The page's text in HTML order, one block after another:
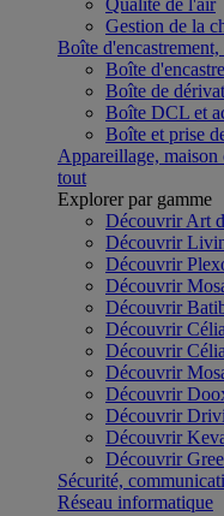
Qualité de l'air
Gestion de la
Boîte
Boîte
Boîte de
Boîte DCL et
Boîte et prise
Appareillage, maison
tout
Explorer par gamme
Découvrir Art
Découvrir
Découvrir
Découvrir
Découvrir
Découvrir
Découvrir
Découvrir
Découvrir
Découvrir
Découvrir
Découvrir
Sécurité,
Réseau informatique